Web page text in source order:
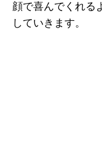
顔で喜んでくれる
していきます。